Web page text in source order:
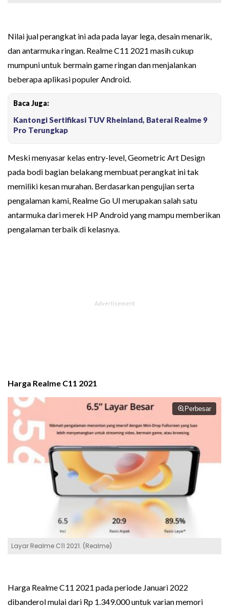
Nilai jual perangkat ini ada pada layar lega, desain menarik,
dan antarmuka ringan. Realme C11 2021 masih cukup
mumpuni untuk bermain game ringan dan menjalankan
beberapa aplikasi populer Android.
Baca Juga:
Kantongi Sertifikasi TUV Rheinland, Baterai Realme 9
Pro Terungkap
Meski menyasar kelas entry-level, Geometric Art Design
pada bodi bagian belakang membuat perangkat ini tak
memiliki kesan murahan. Berdasarkan pengujian serta
pengalaman kami, Realme Go UI merupakan salah satu
antarmuka dari merek HP Android yang mampu memberikan
pengalaman terbaik di kelasnya.
Harga Realme C11 2021
Perbesar
Layar Realme C11 2021. (Realme)
Harga Realme C11 2021 pada periode Januari 2022
dibanderol mulai dari Rp 1.349.000 untuk varian memori